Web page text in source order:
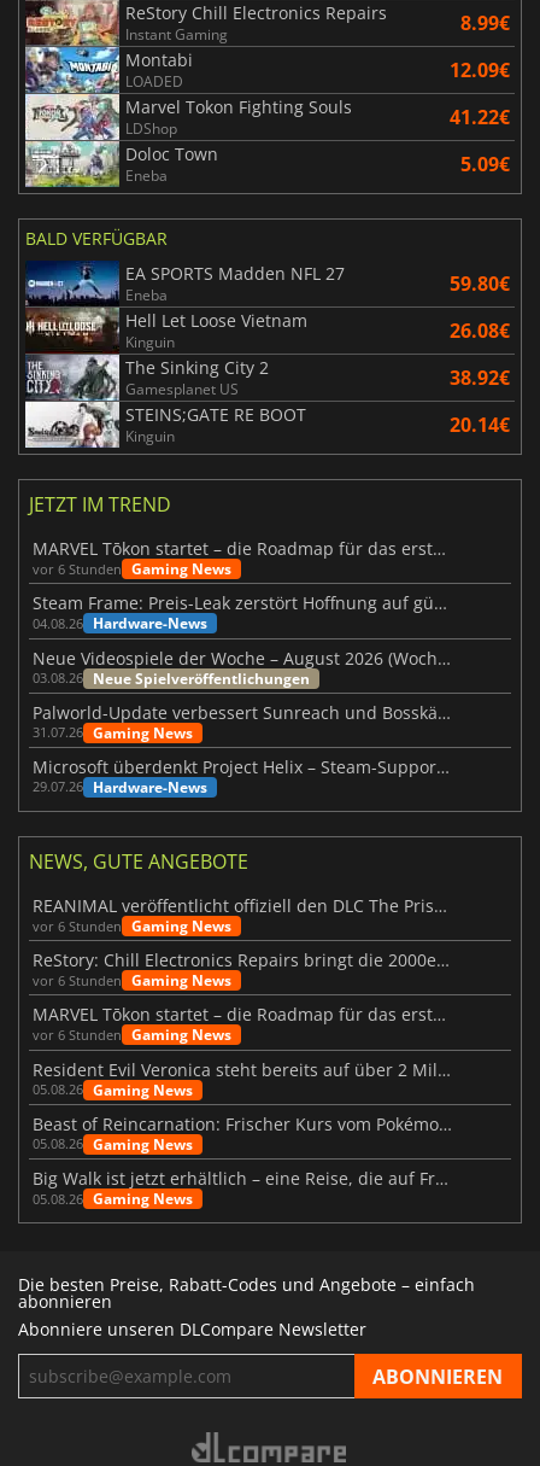
ReStory Chill Electronics Repairs
Instant Gaming 8.99€
Montabi
LOADED 12.09€
Marvel Tokon Fighting Souls
LDShop 41.22€
Doloc Town
Eneba 5.09€
BALD VERFÜGBAR
EA SPORTS Madden NFL 27
Eneba 59.80€
Hell Let Loose Vietnam
Kinguin 26.08€
The Sinking City 2
Gamesplanet US 38.92€
STEINS;GATE RE BOOT
Kinguin 20.14€
JETZT IM TREND
MARVEL Tōkon startet – die Roadmap für das erste Jahr wurde vorgestellt
vor 6 Stunden Gaming News
Steam Frame: Preis-Leak zerstört Hoffnung auf günstiges VR-Headset
04.08.26 Hardware-News
Neue Videospiele der Woche – August 2026 (Woche 32)
03.08.26 Neue Spielveröffentlichungen
Palworld-Update verbessert Sunreach und Bosskämpfe deutlich
31.07.26 Gaming News
Microsoft überdenkt Project Helix – Steam-Support gefährdet
29.07.26 Hardware-News
NEWS, GUTE ANGEBOTE
REANIMAL veröffentlicht offiziell den DLC The Prisoner
vor 6 Stunden Gaming News
ReStory: Chill Electronics Repairs bringt die 2000er zurück
vor 6 Stunden Gaming News
MARVEL Tōkon startet – die Roadmap für das erste Jahr wurde vorgestellt
vor 6 Stunden Gaming News
Resident Evil Veronica steht bereits auf über 2 Millionen Wunschlisten
05.08.26 Gaming News
Beast of Reincarnation: Frischer Kurs vom Pokémon-Studio
05.08.26 Gaming News
Big Walk ist jetzt erhältlich – eine Reise, die auf Freundschaft basiert
05.08.26 Gaming News
Die besten Preise, Rabatt-Codes und Angebote – einfach
abonnieren
Abonniere unseren DLCompare Newsletter